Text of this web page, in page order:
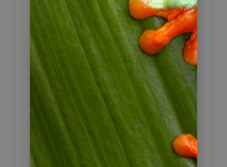
Kaffeezone –
Einblicke in Anbau,
Natur und Alltag
Der heutige Tag steht ganz im
Zeichen der Kaffeezone. Auf Wunsch
nehmen Sie an einer Kaffeetour auf
der Hacienda Venecia teil und
erfahren, wie Kaffee angebaut,
geerntet und verarbeitet wird – vom
Kaffeebaum bis zur Bohne.